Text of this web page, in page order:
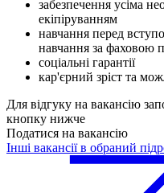
забезпечення усіма
екіпіруванням
навчання перед
навчання за фаховою
соціальні гарантії
кар'єрний зріст та
Для відгуку на вакансію
кнопку нижче
Податися на вакансію
Інші вакансії в обраний